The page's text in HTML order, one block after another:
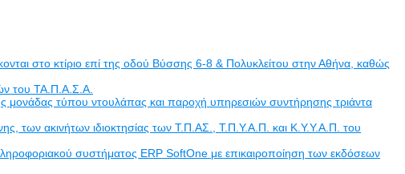
στο κτίριο επί της οδού Βύσσης 6-8 & Πολυκλείτου στην Αθήνα, καθώς
του ΤΑ.Π.Α.Σ.Α.
μονάδας τύπου ντουλάπας και παροχή υπηρεσιών συντήρησης τριάντα
των ακινήτων ιδιοκτησίας των Τ.Π.ΑΣ., Τ.Π.Υ.Α.Π. και Κ.Υ.Υ.Α.Π. του
συστήματος ERP SoftOne με επικαιροποίηση των εκδόσεων